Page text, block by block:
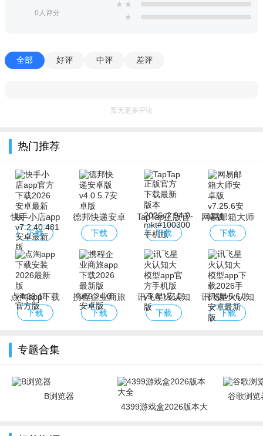
0人评分
★ ★
★
全部 好评 中评 差评
暂无更多评论
热门推荐
快手小店app
官方下载2026
安卓最新版
下载
德邦快递安卓
版
下载
TapTap正版官
方下载最新版
本2026
下载
网易邮箱大师
安卓版
下载
点淘app下载
安装2026最新
下载
携程企业商旅
app下载2026
下载
讯飞星火认知
大模型app官
下载
讯飞星火认知
大模型app下
下载
专题合集
B浏览器
4399游戏盒2026版本大
谷歌浏览